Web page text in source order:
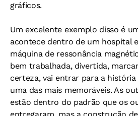
gráficos.
Um excelente exemplo disso é
acontece dentro de um hospital
máquina de ressonância
bem trabalhada, divertida,
certeza, vai entrar para a
uma das mais memoráveis. As
estão dentro do padrão que os